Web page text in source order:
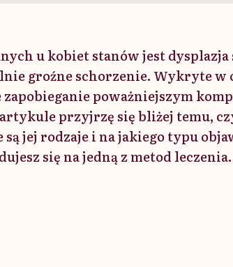
u kobiet stanów jest
groźne schorzenie. Wykryte
zapobieganie poważniejszym
przyjrzę się bliżej temu,
jej rodzaje i na jakiego typu
się na jedną z metod